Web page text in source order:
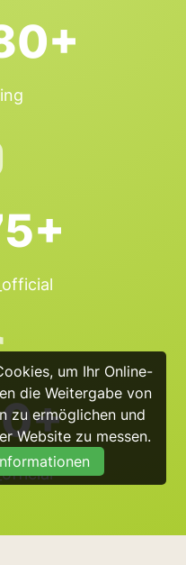
um Ihr Online-
die Weitergabe von
zu ermöglichen und
Website zu messen.